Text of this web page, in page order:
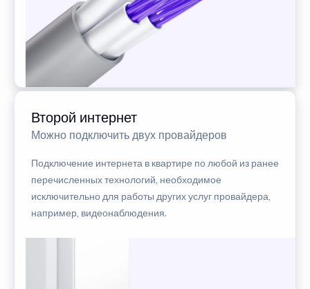
Второй интернет
Можно подключить двух провайдеров
Подключение интернета в квартире по любой из ранее
перечисленных технологий, необходимое
исключительно для работы других услуг провайдера,
например, видеонаблюдения.